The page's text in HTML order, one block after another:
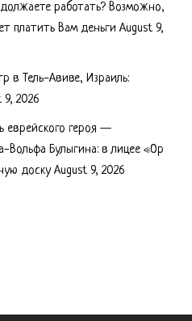
работать? Возможно,
платить Вам деньги August 9,
в Тель-Авиве, Израиль:
9, 2026
еврейского героя —
Вольфа Булыгина: в лицее «Ор
доску August 9, 2026